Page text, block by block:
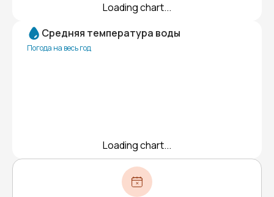
Loading chart...
Средняя температура воды
Погода на весь год
Loading chart...